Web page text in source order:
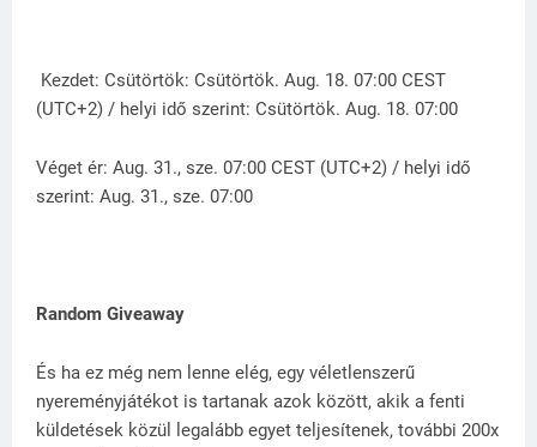
Kezdet: Csütörtök: Csütörtök. Aug. 18. 07:00 CEST
(UTC+2) / helyi idő szerint: Csütörtök. Aug. 18. 07:00
Véget ér: Aug. 31., sze. 07:00 CEST (UTC+2) / helyi idő
szerint: Aug. 31., sze. 07:00
Random Giveaway
És ha ez még nem lenne elég, egy véletlenszerű
nyereményjátékot is tartanak azok között, akik a fenti
küldetések közül legalább egyet teljesítenek, további 200x